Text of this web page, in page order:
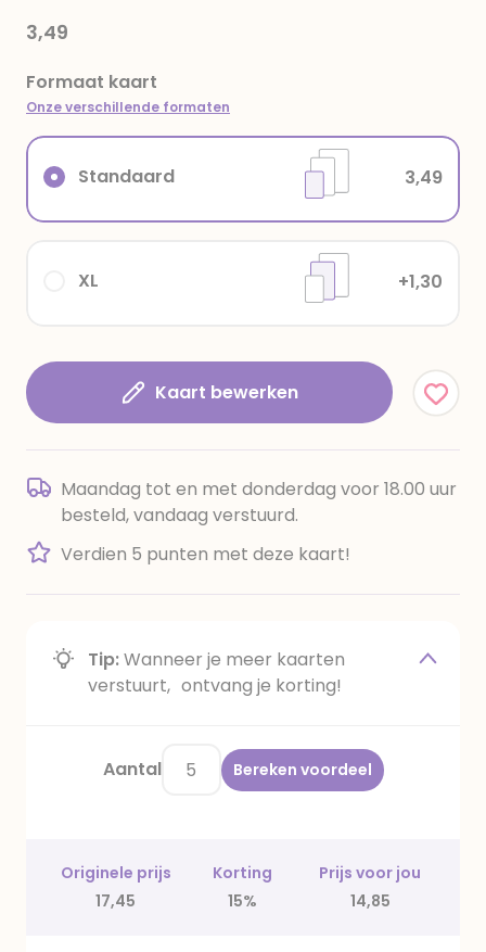
3,49
Formaat kaart
Onze verschillende formaten
XL +1,30
Standaard 3,49
Kaart bewerken
Maandag tot en met donderdag voor 18.00 uur
besteld, vandaag verstuurd.
Verdien 5 punten met deze kaart!
Tip:Wanneer je meer kaarten
verstuurt, ontvang je korting!
Aantal Bereken voordeel
Originele prijs Korting
Prijs voor jou
17,45
15% 14,85